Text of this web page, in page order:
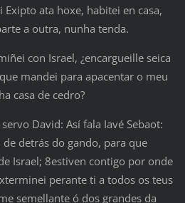
Exipto ata hoxe, habitei en casa,
a outra, nunha tenda.
con Israel, ¿encargueille seica
mandei para apacentar o meu
casa de cedro?
David: Así fala Iavé Sebaot:
detrás do gando, para que
Israel; 8estiven contigo por onde
perante ti a todos os teus
semellante ó dos grandes da